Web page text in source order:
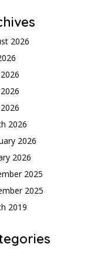
2026
2026
2026
2026
2025
2025
2019